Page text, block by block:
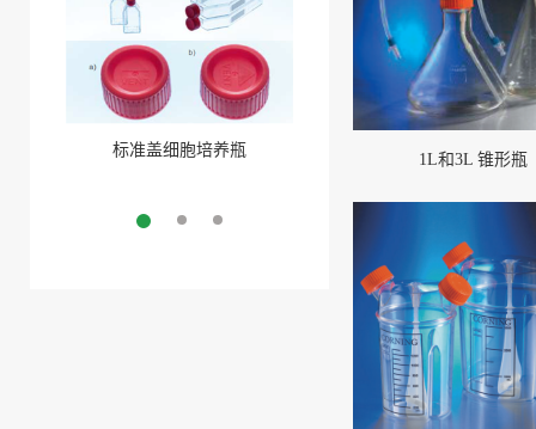
标准盖细胞培养瓶
聚酯盖三角培养瓶
More
1L和3L 锥形瓶